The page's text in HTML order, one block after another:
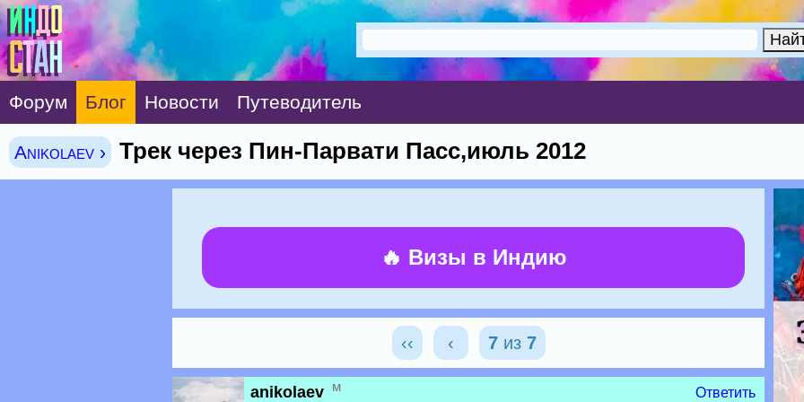
Форум Блог Новости Путеводитель
Anikolaev › Трек через Пин-Парвати Пасс,июль 2012
🔥 Визы в Индию
‹‹ ‹ 7из 7
anikolaev м Ответить